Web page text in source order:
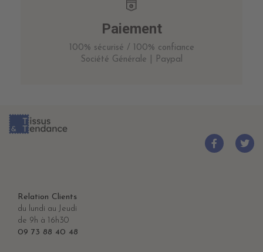
Paiement
100% sécurisé / 100% confiance
Société Générale | Paypal
Relation Clients
du lundi au Jeudi
de 9h à 16h30
09 73 88 40 48